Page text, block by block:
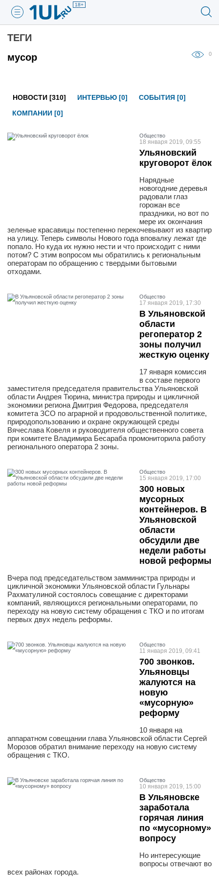
18+
ТЕГИ
мусор
0
НОВОСТИ [310] ИНТЕРВЬЮ [0]
СОБЫТИЯ [0]
КОМПАНИИ [0]
Общество
18 января 2019, 09:55
Ульяновский
круговорот ёлок
Нарядные
новогодние деревья
радовали глаз
горожан все
праздники, но вот по
мере их окончания
зеленые красавицы постепенно перекочевывают из квартир
на улицу. Теперь символы Нового года вповалку лежат где
попало. Но куда их нужно нести и что происходит с ними
потом? С этим вопросом мы обратились к региональным
операторам по обращению с твердыми бытовыми
отходами.
Общество
17 января 2019, 17:30
В Ульяновской
области
регоператор 2
зоны получил
жесткую оценку
17 января комиссия
в составе первого
заместителя председателя правительства Ульяновской
области Андрея Тюрина, министра природы и цикличной
экономики региона Дмитрия Федорова, председателя
комитета ЗСО по аграрной и продовольственной политике,
природопользованию и охране окружающей среды
Вячеслава Ковеля и руководителя общественного совета
при комитете Владимира Бесараба промониторила работу
регионального оператора 2 зоны.
Общество
15 января 2019, 17:00
300 новых
мусорных
контейнеров. В
Ульяновской
области
обсудили две
недели работы
новой реформы
Вчера под председательством замминистра природы и
цикличной экономики Ульяновской области Гульнары
Рахматулиной состоялось совещание с директорами
компаний, являющихся региональными операторами, по
переходу на новую систему обращения с ТКО и по итогам
первых двух недель реформы.
Общество
11 января 2019, 09:41
700 звонков.
Ульяновцы
жалуются на
новую
«мусорную»
реформу
10 января на
аппаратном совещании глава Ульяновской области Сергей
Морозов обратил внимание переходу на новую систему
обращения с ТКО.
Общество
10 января 2019, 15:00
В Ульяновске
заработала
горячая линия
по «мусорному»
вопросу
Но интересующие
вопросы отвечают во
всех районах города.